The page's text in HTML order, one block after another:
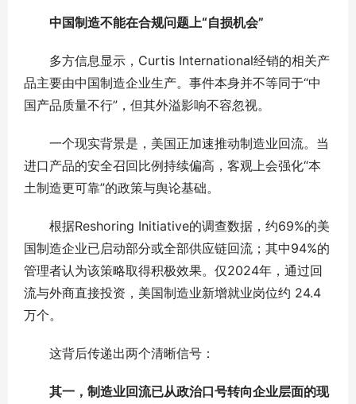
中国制造不能在合规问题上“自损机会”
多方信息显示，Curtis International经销的相关产
品主要由中国制造企业生产。事件本身并不等同于“中
国产品质量不行”，但其外溢影响不容忽视。
一个现实背景是，美国正加速推动制造业回流。当
进口产品的安全召回比例持续偏高，客观上会强化“本
土制造更可靠”的政策与舆论基础。
根据Reshoring Initiative的调查数据，约69%的美
国制造企业已启动部分或全部供应链回流；其中94%的
管理者认为该策略取得积极效果。仅2024年，通过回
流与外商直接投资，美国制造业新增就业岗位约 24.4
万个。
这背后传递出两个清晰信号：
其一，制造业回流已从政治口号转向企业层面的现